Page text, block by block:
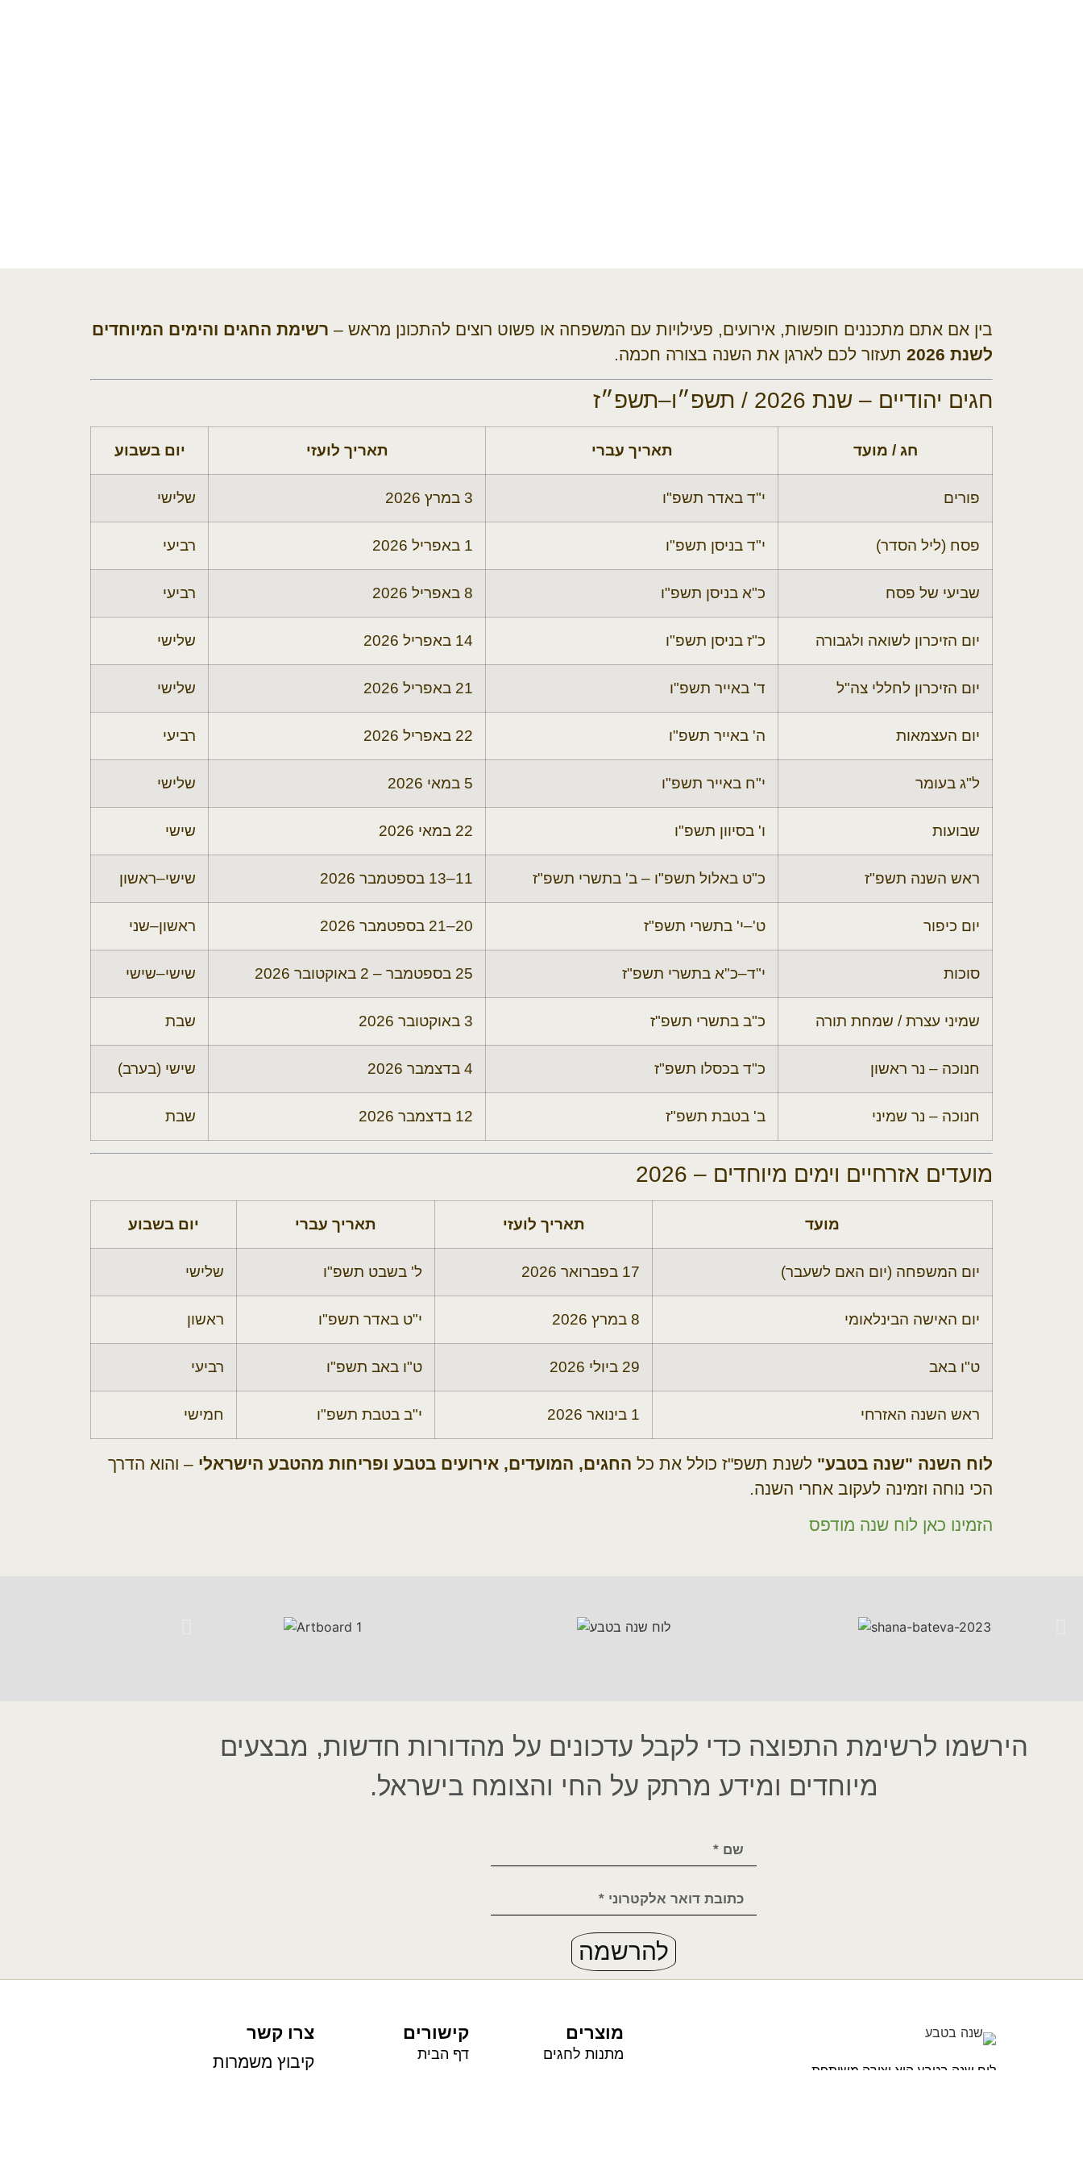
בין אם אתם מתכננים חופשות, אירועים, פעילויות עם המשפחה או פשוט רוצים להתכונן מראש – רשימת החגים והימים המיוחדים
לשנת 2026
תעזור לכם לארגן את השנה בצורה חכמה.
חגים יהודיים – שנת 2026 / תשפ״ו–תשפ״ז
חג / מועד תאריך עברי תאריך לועזי יום בשבוע
פורים י"ד באדר תשפ"ו 3 במרץ 2026 שלישי
פסח (ליל הסדר) י"ד בניסן תשפ"ו 1 באפריל 2026 רביעי
שביעי של פסח כ"א בניסן תשפ"ו 8 באפריל 2026 רביעי
יום הזיכרון לשואה ולגבורה כ"ז בניסן תשפ"ו 14 באפריל 2026 שלישי
יום הזיכרון לחללי צה"ל ד' באייר תשפ"ו 21 באפריל 2026 שלישי
יום העצמאות ה' באייר תשפ"ו 22 באפריל 2026 רביעי
ל"ג בעומר י"ח באייר תשפ"ו 5 במאי 2026 שלישי
שבועות ו' בסיוון תשפ"ו 22 במאי 2026 שישי
ראש השנה תשפ"ז כ"ט באלול תשפ"ו – ב' בתשרי תשפ"ז 11–13 בספטמבר 2026 שישי–ראשון
יום כיפור ט'–י' בתשרי תשפ"ז 20–21 בספטמבר 2026 ראשון–שני
סוכות י"ד–כ"א בתשרי תשפ"ז 25 בספטמבר – 2 באוקטובר 2026 שישי–שישי
שמיני עצרת / שמחת תורה כ"ב בתשרי תשפ"ז 3 באוקטובר 2026 שבת
חנוכה – נר ראשון כ"ד בכסלו תשפ"ז 4 בדצמבר 2026 שישי (בערב)
חנוכה – נר שמיני ב' בטבת תשפ"ז 12 בדצמבר 2026 שבת
מועדים אזרחיים וימים מיוחדים – 2026
מועד תאריך לועזי תאריך עברי יום בשבוע
יום המשפחה (יום האם לשעבר) 17 בפברואר 2026 ל' בשבט תשפ"ו שלישי
יום האישה הבינלאומי 8 במרץ 2026 י"ט באדר תשפ"ו ראשון
ט"ו באב 29 ביולי 2026 ט"ו באב תשפ"ו רביעי
ראש השנה האזרחי 1 בינואר 2026 י"ב בטבת תשפ"ו חמישי
לוח השנה "שנה בטבע" לשנת תשפ"ז כולל את כל החגים, המועדים, אירועים בטבע ופריחות מהטבע הישראלי – והוא הדרך
הכי נוחה וזמינה לעקוב אחרי השנה.
הזמינו כאן לוח שנה מודפס
הירשמו לרשימת התפוצה כדי לקבל עדכונים על מהדורות חדשות, מבצעים
מיוחדים ומידע מרתק על החי והצומח בישראל.
להרשמה
לוח שנה בטבע הוא יצירה משותפת
מוצרים
מתנות לחגים
קישורים
דף הבית
צרו קשר
קיבוץ משמרות